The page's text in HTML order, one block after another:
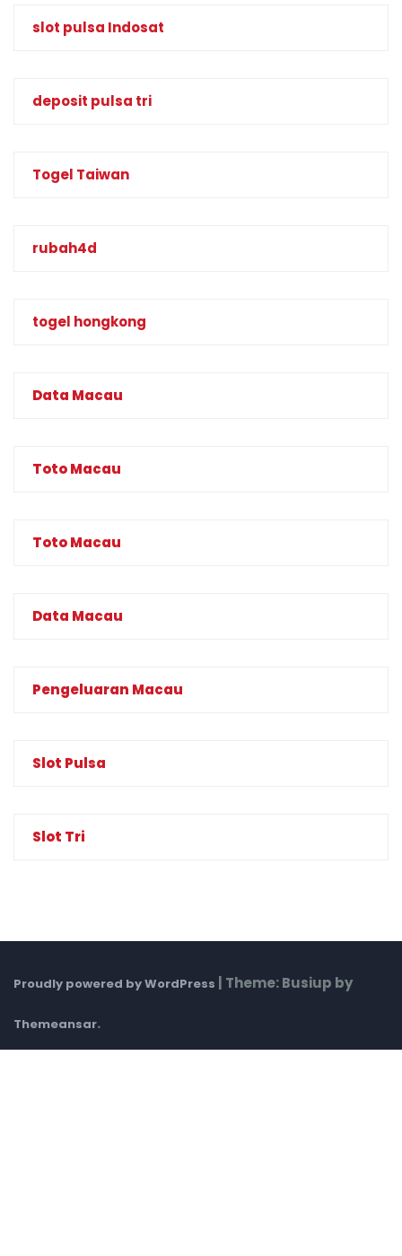
slot pulsa Indosat
deposit pulsa tri
Togel Taiwan
rubah4d
togel hongkong
Data Macau
Toto Macau
Toto Macau
Data Macau
Pengeluaran Macau
Slot Pulsa
Slot Tri
Proudly powered by WordPress | Theme: Busiup by
Themeansar.